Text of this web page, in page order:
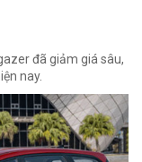
đã giảm giá sâu,
nay.